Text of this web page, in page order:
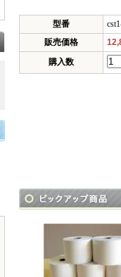
型番
販売価格
購入数